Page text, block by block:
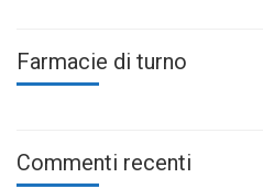
Farmacie di turno
Commenti recenti